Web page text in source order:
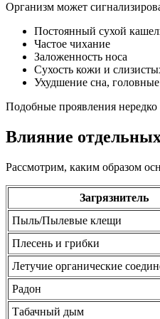
Организм может
Постоянный сухой
Частое чихание
Заложенность носа
Сухость кожи и
Ухудшение сна,
Подобные проявления
Влияние
Рассмотрим, каким образом
Загрязнитель
Пыль/Пылевые клещи
Плесень и грибки
Летучие органические
Радон
Табачный дым